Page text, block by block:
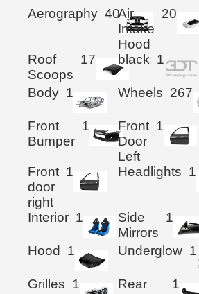
Aerography 40Air
Intake
Hood
20
Roof
Scoops
17 black 1
Body 1 Wheels 267
Front
Bumper
1
Front
Door
Left
1
Front
door
right
1 Headlights 1
Interior 1
Side
Mirrors
1
Hood 1 Underglow 1
Grilles 1
Rear
1